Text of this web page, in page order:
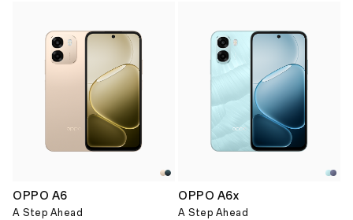
OPPO A6
A Step Ahead
OPPO A6x
A Step Ahead